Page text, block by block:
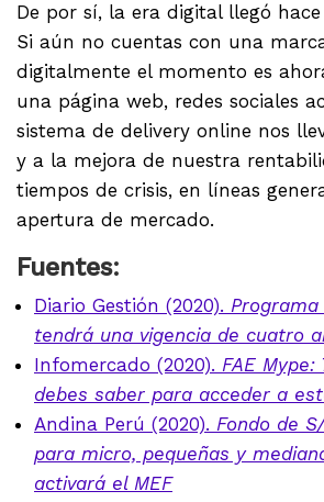
De por sí, la era digital llegó
Si aún no cuentas con una
digitalmente el momento es
una página web, redes sociales
sistema de delivery online nos
y a la mejora de nuestra
tiempos de crisis, en líneas
apertura de mercado.
Fuentes:
Diario Gestión (2020). Programa
tendrá una vigencia de cuatro
Infomercado (2020). FAE Mype:
debes saber para acceder a
Andina Perú (2020). Fondo de
para micro, pequeñas y
activará el MEF